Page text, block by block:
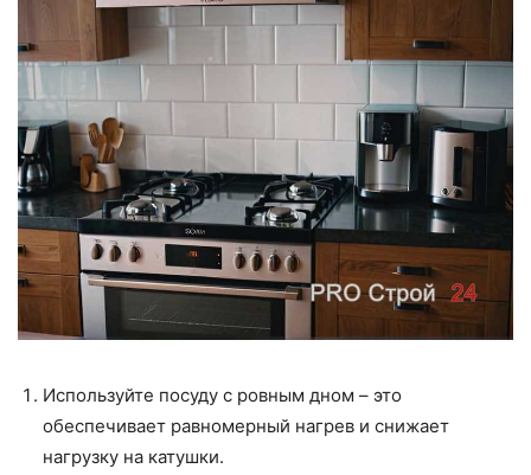
Используйте посуду с ровным дном – это
обеспечивает равномерный нагрев и снижает
нагрузку на катушки.